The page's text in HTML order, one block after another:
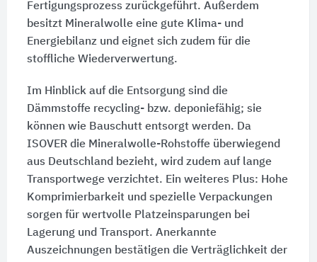
Fertigungsprozess zurückgeführt. Außerdem
besitzt Mineralwolle eine gute Klima- und
Energiebilanz und eignet sich zudem für die
stoffliche Wiederverwertung.
Im Hinblick auf die Entsorgung sind die
Dämmstoffe recycling- bzw. deponiefähig; sie
können wie Bauschutt entsorgt werden. Da
ISOVER die Mineralwolle-Rohstoffe überwiegend
aus Deutschland bezieht, wird zudem auf lange
Transportwege verzichtet. Ein weiteres Plus: Hohe
Komprimierbarkeit und spezielle Verpackungen
sorgen für wertvolle Platzeinsparungen bei
Lagerung und Transport. Anerkannte
Auszeichnungen bestätigen die Verträglichkeit der